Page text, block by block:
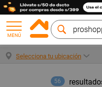
MENÚ
Selecciona tu ubicación
56